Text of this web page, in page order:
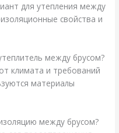
для утепления между
свойства и
между брусом?
климата и требований
материалы
между брусом?